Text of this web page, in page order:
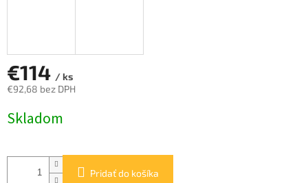
€114 / ks
€92,68 bez DPH
cena:
Skladom
Pridať do košíka